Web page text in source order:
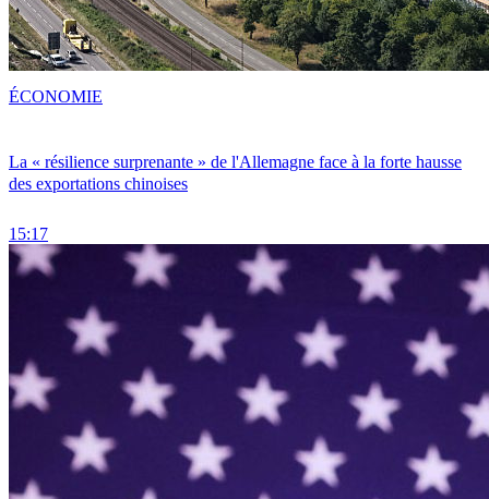
La « résilience surprenante » de l'Allemagne face à la forte hausse
des exportations chinoises
15:17
ÉCONOMIE